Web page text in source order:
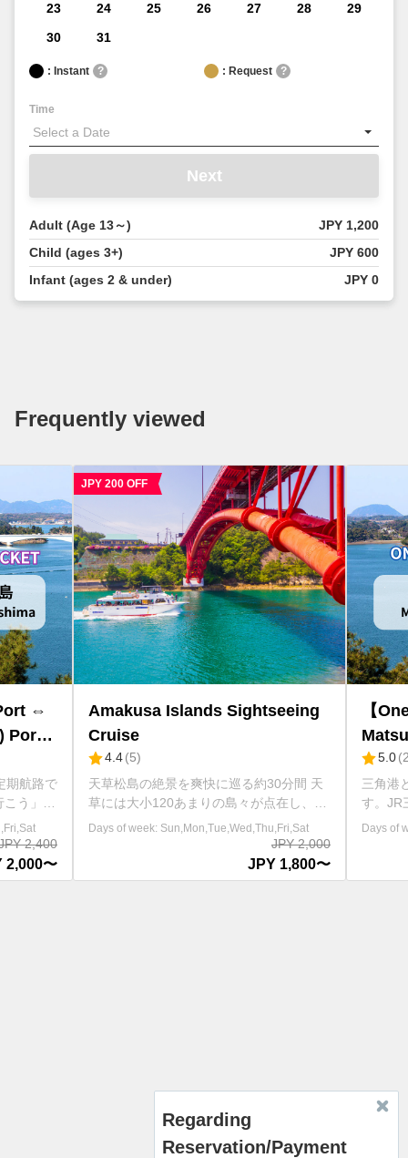
Regarding
Reservation/Payment
23
24 25 26 27 28
29
30
31
: Instant ? : Request ?
Time
Next
Adult (Age 13～)
JPY 1,200
Child (ages 3+)
JPY 600
Infant (ages 2 & under)
JPY 0
Frequently viewed
Amakusa Islands Sightseeing
Cruise
天草松島の絶景を爽快に巡る約30分間 天
草には大小120あまりの島々が点在し、そ
の中でも特に天草五橋の天門橋(1号橋)か
ら松島橋(5号橋)までの国道266号線沿いは
天草パールラインと呼ばれ、とても風光明
媚な景観で有名です。また、この海域は1
menu at the top right of the screen.
Days of week: Sun,Mon,Tue,Wed,Thu,Fri,Sat
【One way】
Matsushima
Amakusa
三角港と松島（前島）
す。JR三角線、特急
接続運行しています
ルカウォッチングは含
ウォッチングのチケッ
要です。 ※日によって
Days of week: